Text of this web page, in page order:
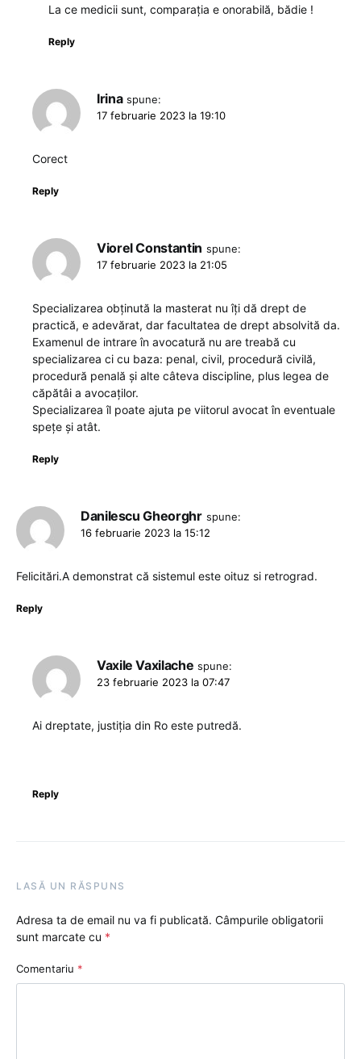
La ce medicii sunt, comparația e onorabilă, bădie !
Reply
Irina spune:
17 februarie 2023 la 19:10
Corect
Reply
Viorel Constantin spune:
17 februarie 2023 la 21:05
Specializarea obținută la masterat nu îți dă drept de
practică, e adevărat, dar facultatea de drept absolvită da.
Examenul de intrare în avocatură nu are treabă cu
specializarea ci cu baza: penal, civil, procedură civilă,
procedură penală și alte câteva discipline, plus legea de
căpătâi a avocaților.
Specializarea îl poate ajuta pe viitorul avocat în eventuale
spețe și atât.
Reply
Danilescu Gheorghr spune:
16 februarie 2023 la 15:12
Felicitări.A demonstrat că sistemul este oituz si retrograd.
Reply
Vaxile Vaxilache spune:
23 februarie 2023 la 07:47
Ai dreptate, justiția din Ro este putredă.
Reply
LASĂ UN RĂSPUNS
Adresa ta de email nu va fi publicată. Câmpurile obligatorii
sunt marcate cu *
Comentariu *